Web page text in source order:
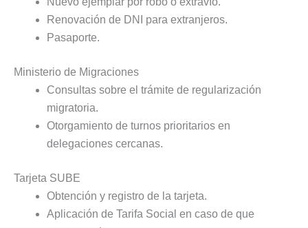
Renovación de DNI para extranjeros.
Pasaporte.
Ministerio de Migraciones
Consultas sobre el trámite de regularización
migratoria.
Otorgamiento de turnos prioritarios en
delegaciones cercanas.
Tarjeta SUBE
Obtención y registro de la tarjeta.
Aplicación de Tarifa Social en caso de que